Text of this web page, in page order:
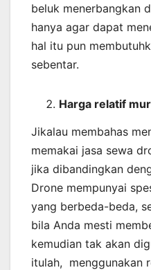
beluk menerbangkan
hanya agar dapat
hal itu pun
sebentar.
Harga relatif
Jikalau membahas
memakai jasa sewa
jika dibandingkan
Drone mempunyai
yang berbeda-beda,
bila Anda mesti
kemudian tak akan
itulah, menggunakan